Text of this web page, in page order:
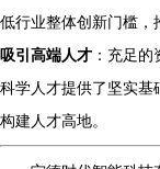
低行业整体创新门槛，
吸引高端人才 ：充足
科学人才提供了坚实基
构建人才高地。